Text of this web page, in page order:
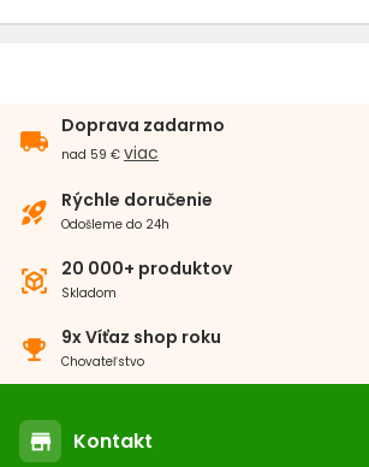
1,6 - 2,5 cm
Typ
Farba
Chrómová
local_shipping
Doprava zadarmo
nad 59 € viac
rocket_launch Rýchle doručenie
Odošleme do 24h
view_in_ar 20 000+ produktov
Skladom
emoji_events 9x Víťaz shop roku
Chovateľstvo
store Kontakt